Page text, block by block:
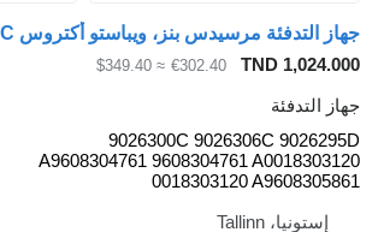
TND
€302.40
≈ $349.40
9026300C 9026306C
A9608304761 9608304761
0018303120
مازوت